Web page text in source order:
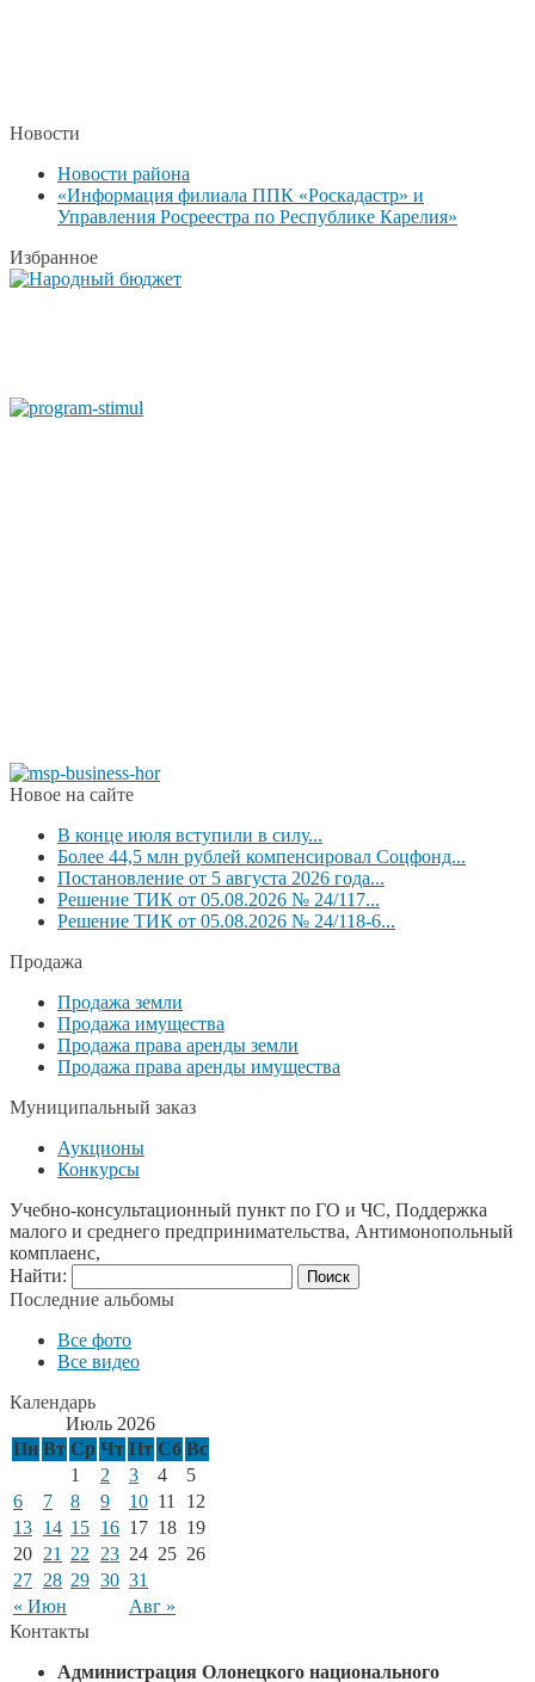
Новости
Новости района
«Информация филиала ППК «Роскадастр» и
Управления Росреестра по Республике Карелия»
Избранное
Новое на сайте
В конце июля вступили в силу...
Более 44,5 млн рублей компенсировал Соцфонд...
Постановление от 5 августа 2026 года...
Решение ТИК от 05.08.2026 № 24/117...
Решение ТИК от 05.08.2026 № 24/118-6...
Продажа
Продажа земли
Продажа имущества
Продажа права аренды земли
Продажа права аренды имущества
Муниципальный заказ
Аукционы
Конкурсы
Учебно-консультационный пункт по ГО и ЧС, Поддержка
малого и среднего предпринимательства, Антимонопольный
комплаенс,
Найти:
Последние альбомы
Все фото
Все видео
Календарь
Июль 2026
Пн Вт Ср Чт Пт Сб Вс
« Июн Авг »
1 2 3 4
5
6
7 8 9 10 11
12
13 14 15 16 17 18 19
20 21 22 23 24 25 26
27 28 29 30 31
Контакты
Администрация Олонецкого национального